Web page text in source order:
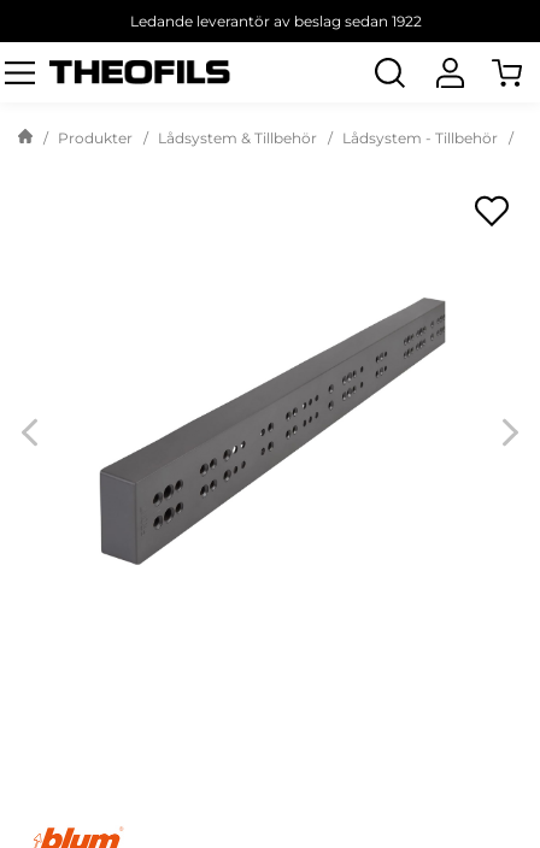
Ledande leverantör av beslag sedan 1922
Sök
produkt
Produkter Lådsystem & Tillbehör Lådsystem - Tillbehör